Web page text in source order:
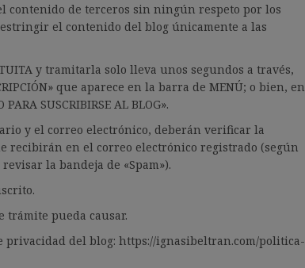
contenido de terceros sin ningún respeto por los
el contenido del blog únicamente a las
y tramitarla solo lleva unos segundos a través,
que aparece en la barra de MENÚ; o bien, en
SUSCRIBIRSE AL BLOG».
y el correo electrónico, deberán verificar la
recibirán en el correo electrónico registrado (según
la bandeja de «Spam»).
trámite pueda causar.
privacidad del blog: https://ignasibeltran.com/politica-